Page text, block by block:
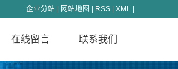
企业分站 网站地图 RSS XML
在线留言 联系我们